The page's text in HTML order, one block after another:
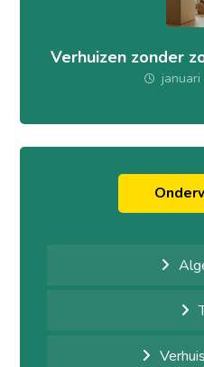
Verhuizen zonder
januari